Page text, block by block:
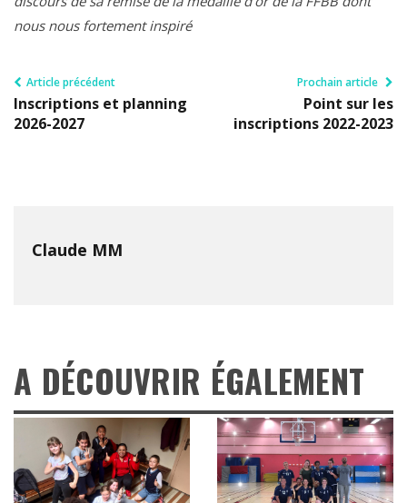
nous nous fortement inspiré
Article précédent
Inscriptions et planning
2026-2027
Prochain article
Point sur les
inscriptions 2022-2023
Claude MM
A DÉCOUVRIR ÉGALEMENT